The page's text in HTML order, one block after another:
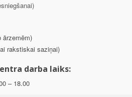
ārzemēm)
rakstiskai saziņai)
darba laiks:
– 18.00